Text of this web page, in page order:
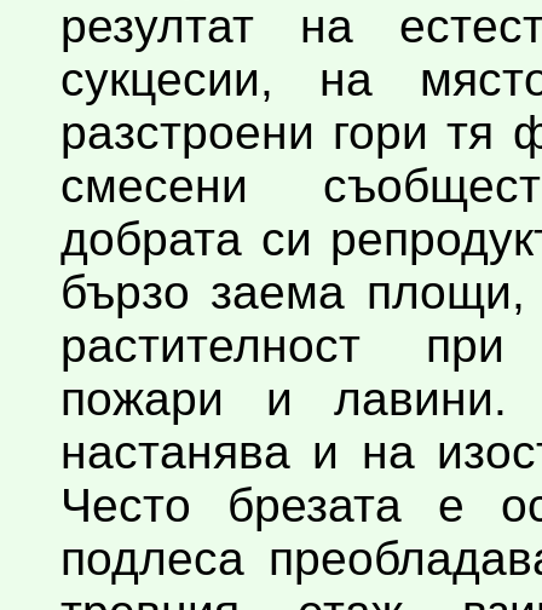
резултат на
сукцесии, на
разстроени гори тя
смесени
добрата си
бързо заема площи,
растителност
пожари и
настанява и на
Често брезата е
подлеса